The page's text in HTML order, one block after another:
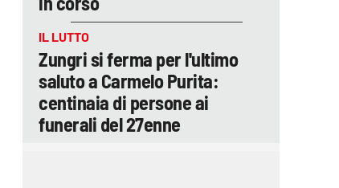
IL LUTTO
Zungri si ferma per l'ultimo
saluto a Carmelo Purita:
centinaia di persone ai
funerali del 27enne